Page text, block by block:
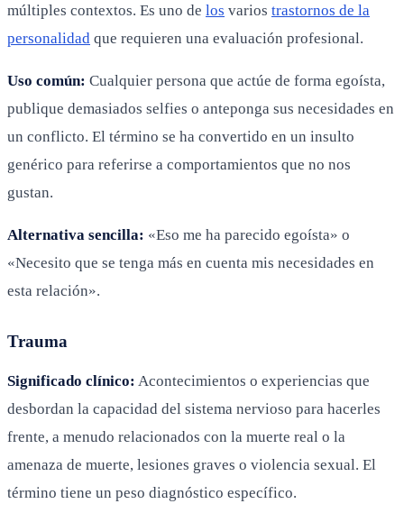
múltiples contextos. Es uno de los varios trastornos de la
personalidad que requieren una evaluación profesional.
Uso común: Cualquier persona que actúe de forma egoísta,
publique demasiados selfies o anteponga sus necesidades en
un conflicto. El término se ha convertido en un insulto
genérico para referirse a comportamientos que no nos
gustan.
Alternativa sencilla: «Eso me ha parecido egoísta» o
«Necesito que se tenga más en cuenta mis necesidades en
esta relación».
Trauma
Significado clínico: Acontecimientos o experiencias que
desbordan la capacidad del sistema nervioso para hacerles
frente, a menudo relacionados con la muerte real o la
amenaza de muerte, lesiones graves o violencia sexual. El
término tiene un peso diagnóstico específico.